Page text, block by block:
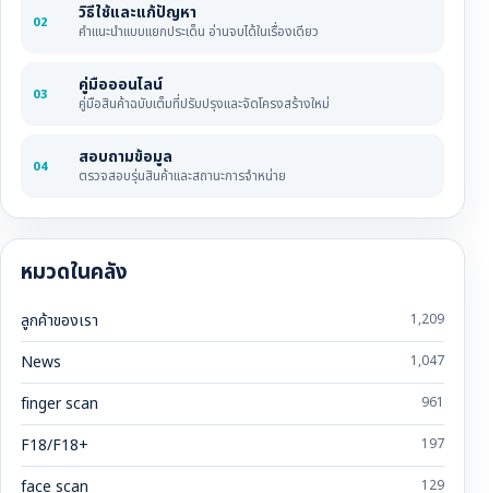
02 วิธีใช้และแก้ปัญหา
คำแนะนำแบบแยกประเด็น อ่านจบได้ในเรื่องเดียว
03 คู่มือออนไลน์
คู่มือสินค้าฉบับเต็มที่ปรับปรุงและจัดโครงสร้างใหม่
04 สอบถามข้อมูล
ตรวจสอบรุ่นสินค้าและสถานะการจำหน่าย
หมวดในคลัง
ลูกค้าของเรา 1,209
News 1,047
finger scan 961
F18/F18+ 197
face scan 129